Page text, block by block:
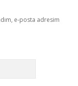
e-posta adresim